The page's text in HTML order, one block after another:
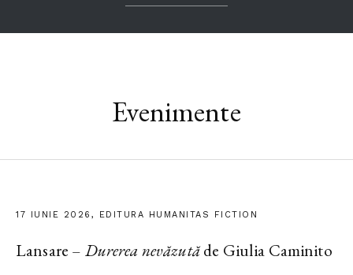
Evenimente
17 IUNIE 2026, EDITURA HUMANITAS FICTION
Lansare – Durerea nevăzutăde Giulia Caminito